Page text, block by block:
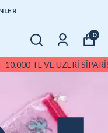
ÜRÜNLER
0
TL VE ÜZERİ